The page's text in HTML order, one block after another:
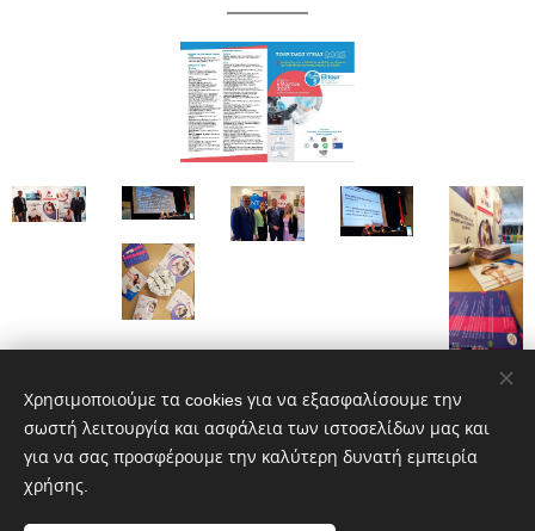
Χρησιμοποιούμε τα cookies για να εξασφαλίσουμε την
σωστή λειτουργία και ασφάλεια των ιστοσελίδων μας και
για να σας προσφέρουμε την καλύτερη δυνατή εμπειρία
χρήσης.